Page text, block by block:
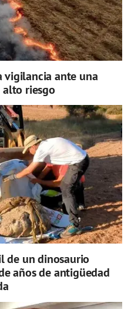
vigilancia ante una
alto riesgo
de un dinosaurio
años de antigüedad